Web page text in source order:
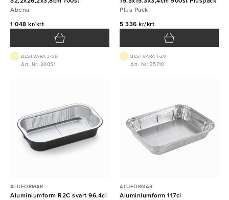
Abena
1 048 kr/krt
BEST.VARA 3-5D
Art. Nr: 30051
Plus Pack
5 336 kr/krt
BEST.VARA 1-2V
Art. Nr: 35710
ALUFORMAR
Aluminiumform R2C svart 96,4cl
ALUFORMAR
Aluminiumform 117cl